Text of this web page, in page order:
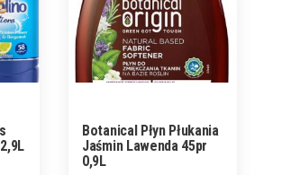
Botanical Płyn Płukania
Jaśmin Lawenda 45pr
0,9L